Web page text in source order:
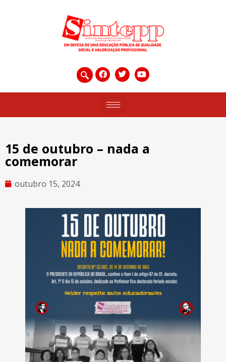
15 de outubro – nada a
comemorar
outubro 15, 2024